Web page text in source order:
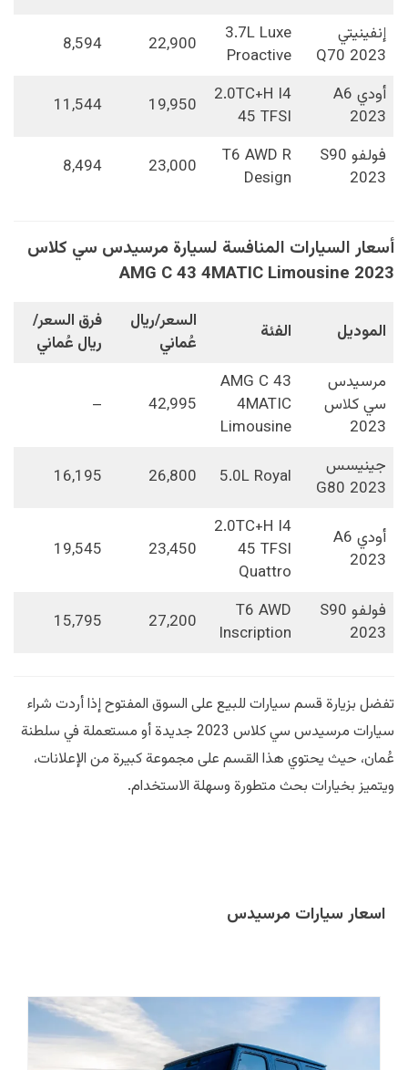
إنفينيتي
Q70 2023
3.7L Luxe
Proactive
22,900
8,594
أودي A6
2023
2.0TC+H I4
45 TFSI
19,950
11,544
فولفو S90
2023
T6 AWD R
Design
23,000
8,494
أسعار السيارات المنافسة لسيارة مرسيدس سي كلاس
AMG C 43 4MATIC Limousine 2023
الموديل الفئة
السعر/ريال
عُماني
فرق السعر/
ريال عُماني
مرسيدس
سي كلاس
2023
AMG C 43
4MATIC
Limousine
42,995
–
جينيسس
G80 2023
5.0L Royal
26,800
16,195
أودي A6
2023
2.0TC+H I4
45 TFSI
Quattro
23,450
19,545
فولفو S90
2023
T6 AWD
Inscription
27,200
15,795
تفضل بزيارة قسم سيارات للبيع على السوق المفتوح إذا أردت شراء
سيارات مرسيدس سي كلاس 2023 جديدة أو مستعملة في سلطنة
عُمان، حيث يحتوي هذا القسم على مجموعة كبيرة من الإعلانات،
ويتميز بخيارات بحث متطورة وسهلة الاستخدام.
اسعار سيارات مرسيدس